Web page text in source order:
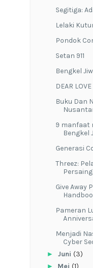
Segitiga:
Lelaki
Pondok
Setan 911
Bengkel
DEAR LOVE
Buku Dan
9 manfaat
Bengkel
Generasi
Threez:
Give Away
Pameran
Menjadi
Cyber
► Juni (3)
► Mei (1)